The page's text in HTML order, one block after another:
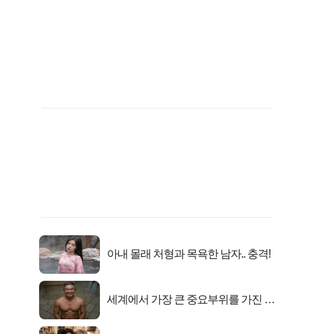
아내 몰래 처형과 목욕한 남자.. 충격!
세계에서 가장 큰 중요부위를 가진 남